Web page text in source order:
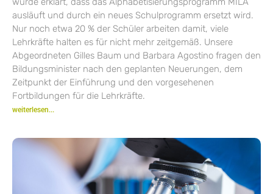
ausläuft und durch ein neues Schulprogramm ersetzt wird.
Nur noch etwa 20 % der Schüler arbeiten damit, viele
Lehrkräfte halten es für nicht mehr zeitgemäß. Unsere
Abgeordneten Gilles Baum und Barbara Agostino fragen den
Bildungsminister nach den geplanten Neuerungen, dem
Zeitpunkt der Einführung und den vorgesehenen
Fortbildungen für die Lehrkräfte.
weiterlesen...